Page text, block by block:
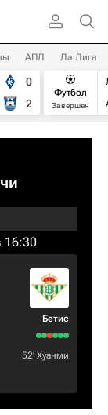
АПЛ Ла Лига
0
2
Футбол
Завершен
16:30
Бетис
52‎’‎ Хуанми